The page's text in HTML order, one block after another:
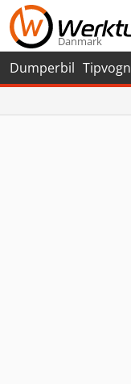
Danmark
Dumperbil Tipvogn